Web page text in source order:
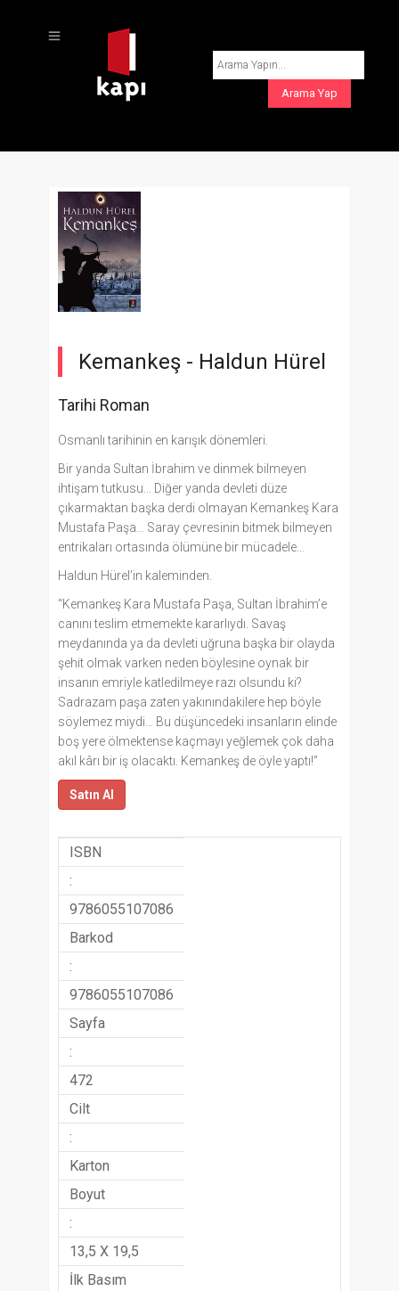
Kemankeş - Haldun Hürel
Tarihi Roman
Osmanlı tarihinin en karışık dönemleri.
Bir yanda Sultan İbrahim ve dinmek bilmeyen
ihtişam tutkusu… Diğer yanda devleti düze
çıkarmaktan başka derdi olmayan Kemankeş Kara
Mustafa Paşa… Saray çevresinin bitmek bilmeyen
entrikaları ortasında ölümüne bir mücadele…
Haldun Hürel’in kaleminden.
“Kemankeş Kara Mustafa Paşa, Sultan İbrahim’e
canını teslim etmemekte kararlıydı. Savaş
meydanında ya da devleti uğruna başka bir olayda
şehit olmak varken neden böylesine oynak bir
insanın emriyle katledilmeye razı olsundu ki?
Sadrazam paşa zaten yakınındakilere hep böyle
söylemez miydi… Bu düşüncedeki insanların elinde
boş yere ölmektense kaçmayı yeğlemek çok daha
akıl kârı bir iş olacaktı. Kemankeş de öyle yaptı!”
Satın Al
ISBN
:
9786055107086
Barkod
:
9786055107086
Sayfa
:
472
Cilt
:
Karton
Boyut
:
13,5 X 19,5
İlk Basım